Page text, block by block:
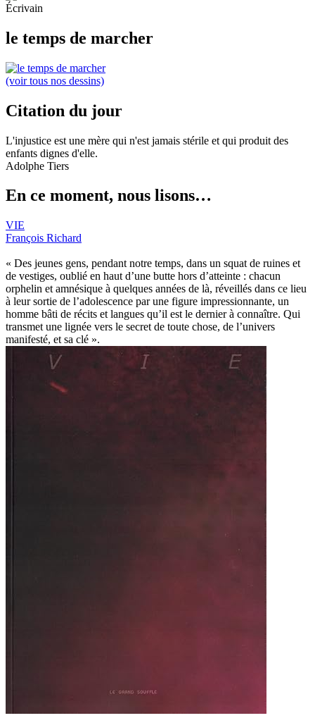
Écrivain
le temps de marcher
(voir tous nos dessins)
Citation du jour
L'injustice est une mère qui n'est jamais stérile et qui produit des
enfants dignes d'elle.
Adolphe Tiers
En ce moment, nous lisons…
VIE
François Richard
« Des jeunes gens, pendant notre temps, dans un squat de ruines et
de vestiges, oublié en haut d’une butte hors d’atteinte : chacun
orphelin et amnésique à quelques années de là, réveillés dans ce lieu
à leur sortie de l’adolescence par une figure impressionnante, un
homme bâti de récits et langues qu’il est le dernier à connaître. Qui
transmet une lignée vers le secret de toute chose, de l’univers
manifesté, et sa clé ».